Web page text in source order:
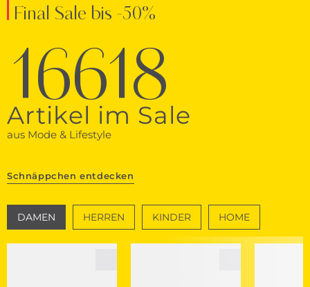
Final Sale bis -50%
16618
Artikel im Sale
aus Mode & Lifestyle
Schnäppchen entdecken
DAMEN HERREN KINDER HOME